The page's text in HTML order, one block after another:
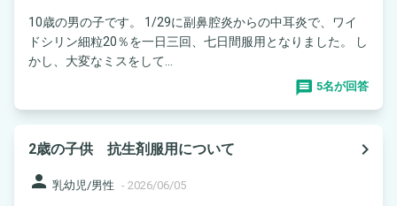
10歳の男の子です。 1/29に副鼻腔炎からの中耳炎で、ワイ
ドシリン細粒20％を一日三回、七日間服用となりました。 し
かし、大変なミスをして...
5名が回答
2歳の子供 抗生剤服用について
navigate_next
person 乳幼児/男性 - 2026/06/05